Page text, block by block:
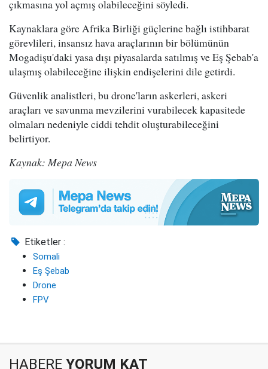
çıkmasına yol açmış olabileceğini söyledi.
Kaynaklara göre Afrika Birliği güçlerine bağlı istihbarat
görevlileri, insansız hava araçlarının bir bölümünün
Mogadişu'daki yasa dışı piyasalarda satılmış ve Eş Şebab'a
ulaşmış olabileceğine ilişkin endişelerini dile getirdi.
Güvenlik analistleri, bu drone'ların askerleri, askeri
araçları ve savunma mevzilerini vurabilecek kapasitede
olmaları nedeniyle ciddi tehdit oluşturabileceğini
belirtiyor.
Kaynak: Mepa News
Etiketler :
Somali
Eş Şebab
Drone
FPV
HABERE YORUM KAT